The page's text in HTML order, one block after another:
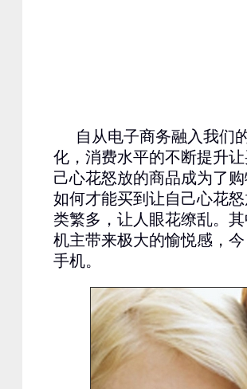
自从电子商务融入我们
化，消费水平的不断提升
己心花怒放的商品成为了
如何才能买到让自己心花
类繁多，让人眼花缭乱。
机主带来极大的愉悦感，
手机。